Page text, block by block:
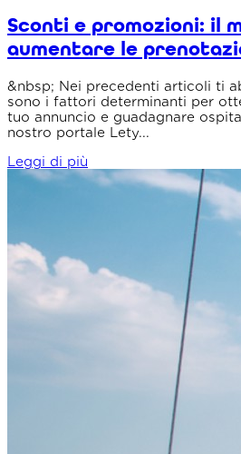
Sconti e promozioni: il
aumentare le
&nbsp; Nei precedenti articoli ti
sono i fattori determinanti per
tuo annuncio e guadagnare
nostro portale Lety...
Leggi di più